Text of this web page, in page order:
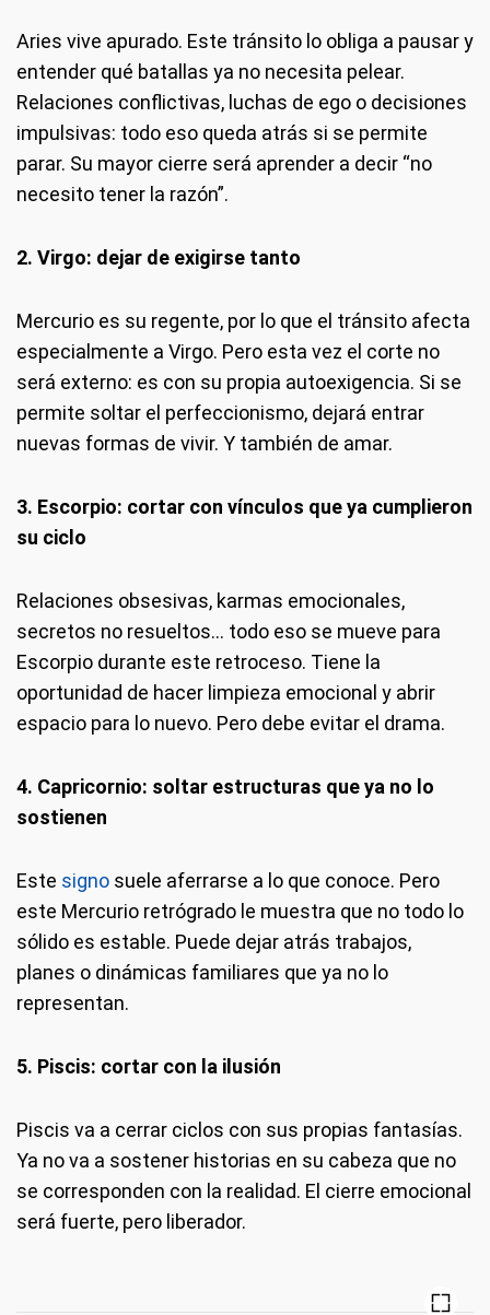
Aries vive apurado. Este tránsito lo obliga a pausar y
entender qué batallas ya no necesita pelear.
Relaciones conflictivas, luchas de ego o decisiones
impulsivas: todo eso queda atrás si se permite
parar. Su mayor cierre será aprender a decir “no
necesito tener la razón”.
2. Virgo: dejar de exigirse tanto
Mercurio es su regente, por lo que el tránsito afecta
especialmente a Virgo. Pero esta vez el corte no
será externo: es con su propia autoexigencia. Si se
permite soltar el perfeccionismo, dejará entrar
nuevas formas de vivir. Y también de amar.
3. Escorpio: cortar con vínculos que ya cumplieron
su ciclo
Relaciones obsesivas, karmas emocionales,
secretos no resueltos… todo eso se mueve para
Escorpio durante este retroceso. Tiene la
oportunidad de hacer limpieza emocional y abrir
espacio para lo nuevo. Pero debe evitar el drama.
4. Capricornio: soltar estructuras que ya no lo
sostienen
Este signo suele aferrarse a lo que conoce. Pero
este Mercurio retrógrado le muestra que no todo lo
sólido es estable. Puede dejar atrás trabajos,
planes o dinámicas familiares que ya no lo
representan.
5. Piscis: cortar con la ilusión
Piscis va a cerrar ciclos con sus propias fantasías.
Ya no va a sostener historias en su cabeza que no
se corresponden con la realidad. El cierre emocional
será fuerte, pero liberador.